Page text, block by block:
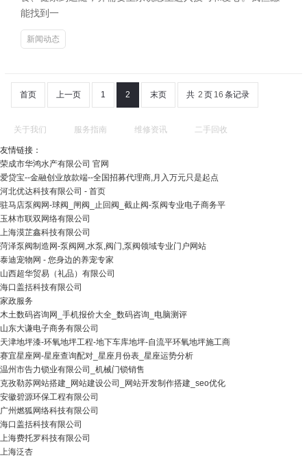
能找到一
新闻动态
首页 上一页 1 2 末页 共 2 页 16 条记录
关于我们 服务指南 维修资讯 二手回收
友情链接：
荣成市华鸿水产有限公司 官网
爱贷宝--金融创业放款端--全国招募代理商,月入万元只是起点
河北优达科技有限公司 - 首页
驻马店泵阀网-球阀_闸阀_止回阀_截止阀-泵阀专业电子商务平
玉林市联双网络有限公司
上海漠芷鑫科技有限公司
菏泽泵阀制造网-泵阀网,水泵,阀门,泵阀领域专业门户网站
泰迪宠物网 - 您身边的养宠专家
山西超华贸易（礼品）有限公司
海口盖括科技有限公司
家政服务
木土数码咨询网_手机报价大全_数码咨询_电脑测评
山东大谦电子商务有限公司
天津地坪漆-环氧地坪工程-地下车库地坪-自流平环氧地坪施工商
赛宜星座网-星座查询配对_星座月份表_星座运势分析
温州市告力锁业有限公司_机械门锁销售
克孜勒苏网站搭建_网站建设公司_网站开发制作搭建_seo优化
安徽碧源环保工程有限公司
广州燃狐网络科技有限公司
海口盖括科技有限公司
上海费托罗科技有限公司
上海泛杏